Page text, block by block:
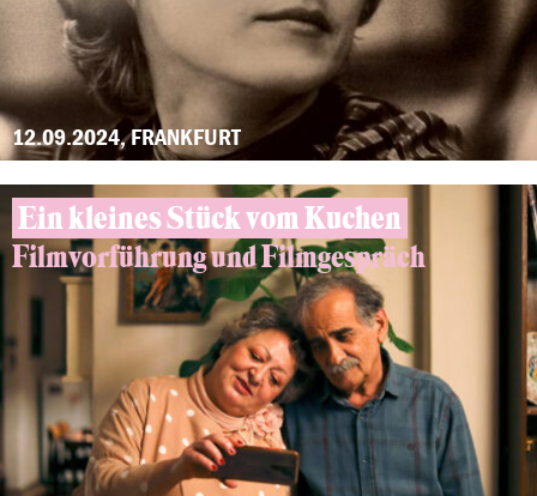
12.09.2024, FRANKFURT
Ein kleines Stück vom Kuchen
Filmvorführung und Filmgespräch